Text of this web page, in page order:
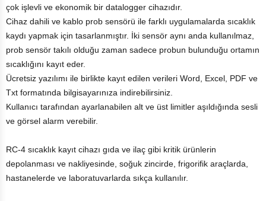
çok işlevli ve ekonomik bir datalogger cihazıdır.
Cihaz dahili ve kablo prob sensörü ile farklı uygulamalarda sıcaklık
kaydı yapmak için tasarlanmıştır. İki sensör aynı anda kullanılmaz,
prob sensör takılı olduğu zaman sadece probun bulunduğu ortamın
sıcaklığını kayıt eder.
Ücretsiz yazılımı ile birlikte kayıt edilen verileri Word, Excel, PDF ve
Txt formatında bilgisayarınıza indirebilirsiniz.
Kullanıcı tarafından ayarlanabilen alt ve üst limitler aşıldığında sesli
ve görsel alarm verebilir.
RC-4 sıcaklık kayıt cihazı gıda ve ilaç gibi kritik ürünlerin
depolanması ve nakliyesinde, soğuk zincirde, frigorifik araçlarda,
hastanelerde ve laboratuvarlarda sıkça kullanılır.